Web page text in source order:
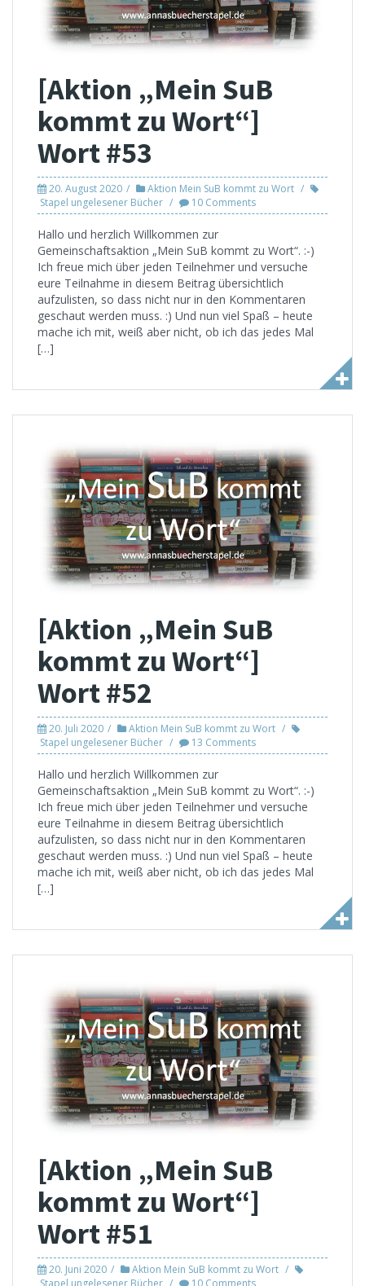
[Aktion „Mein SuB
kommt zu Wort“]
Wort #53
20. August 2020
Aktion Mein SuB kommt zu Wort
Stapel ungelesener Bücher
10 Comments
Hallo und herzlich Willkommen zur
Gemeinschaftsaktion „Mein SuB kommt zu Wort“. :-)
Ich freue mich über jeden Teilnehmer und versuche
eure Teilnahme in diesem Beitrag übersichtlich
aufzulisten, so dass nicht nur in den Kommentaren
geschaut werden muss. :) Und nun viel Spaß – heute
mache ich mit, weiß aber nicht, ob ich das jedes Mal
[…]
[Aktion „Mein SuB
kommt zu Wort“]
Wort #52
20. Juli 2020
Aktion Mein SuB kommt zu Wort
Stapel ungelesener Bücher
13 Comments
Hallo und herzlich Willkommen zur
Gemeinschaftsaktion „Mein SuB kommt zu Wort“. :-)
Ich freue mich über jeden Teilnehmer und versuche
eure Teilnahme in diesem Beitrag übersichtlich
aufzulisten, so dass nicht nur in den Kommentaren
geschaut werden muss. :) Und nun viel Spaß – heute
mache ich mit, weiß aber nicht, ob ich das jedes Mal
[…]
[Aktion „Mein SuB
kommt zu Wort“]
Wort #51
20. Juni 2020
Aktion Mein SuB kommt zu Wort
Stapel ungelesener Bücher
10 Comments